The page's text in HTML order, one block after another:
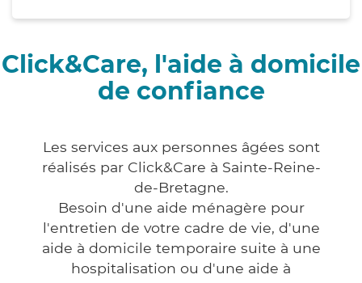
Click&Care, l'aide à domicile
de confiance
Les services aux personnes âgées sont
réalisés par Click&Care à Sainte-Reine-
de-Bretagne.
Besoin d'une aide ménagère pour
l'entretien de votre cadre de vie, d'une
aide à domicile temporaire suite à une
hospitalisation ou d'une aide à